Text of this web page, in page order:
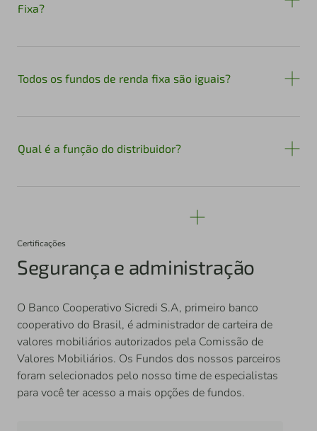
Fixa?
Todos os fundos de renda fixa são iguais?
Qual é a função do distribuidor?
Certificações
Segurança e administração
O Banco Cooperativo Sicredi S.A, primeiro banco
cooperativo do Brasil, é administrador de carteira de
valores mobiliários autorizados pela Comissão de
Valores Mobiliários. Os Fundos dos nossos parceiros
foram selecionados pelo nosso time de especialistas
para você ter acesso a mais opções de fundos.